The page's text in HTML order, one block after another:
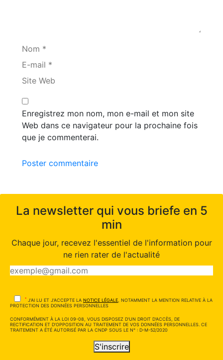
Nom *
E-mail *
Site Web
Enregistrez mon nom, mon e-mail et mon site
Web dans ce navigateur pour la prochaine fois
que je commenterai.
Poster commentaire
La newsletter qui vous briefe en 5
min
Chaque jour, recevez l'essentiel de l'information pour
ne rien rater de l'actualité
* J'AI LU ET J'ACCEPTE LA NOTICE LÉGALE , NOTAMMENT LA MENTION RELATIVE À LA
PROTECTION DES DONNÉES PERSONNELLES
CONFORMÉMENT À LA LOI 09-08, VOUS DISPOSEZ D'UN DROIT D'ACCÈS, DE
RECTIFICATION ET D'OPPOSITION AU TRAITEMENT DE VOS DONNÉES PERSONNELLES. CE
TRAITEMENT A ÉTÉ AUTORISÉ PAR LA CNDP SOUS LE N° : D-M-52/2020
S'inscrire